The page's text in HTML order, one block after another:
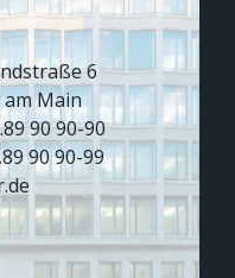
6
Main
90 90-90
90 90-99